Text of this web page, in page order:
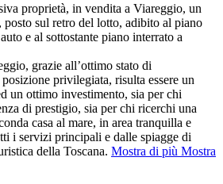
proprietà, in vendita a Viareggio, un
sul retro del lotto, adibito al piano
e al sottostante piano interrato a
grazie all’ottimo stato di
privilegiata, risulta essere un
un ottimo investimento, sia per chi
di prestigio, sia per chi ricerchi una
casa al mare, in area tranquilla e
i servizi principali e dalle spiagge di
della Toscana. Mostra di più Mostra